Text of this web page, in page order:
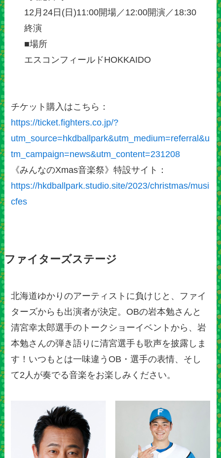
12月24日(日)11:00開場／12:00開演／18:30
終演
■場所
エスコンフィールドHOKKAIDO
チケット購入はこちら：
https://ticket.fighters.co.jp/?
utm_source=hkdballpark&utm_medium=referral&u
tm_campaign=news&utm_content=231208
《みんなのXmas音楽祭》特設サイト：
https://hkdballpark.studio.site/2023/christmas/musi
cfes
ファイターズステージ
北海道ゆかりのアーティストに負けじと、ファイ
ターズからも出演者が決定。OBの岩本勉さんと
清宮幸太郎選手のトークショーイベントから、岩
本勉さんの弾き語りに清宮選手も歌声を披露しま
す！いつもとは一味違うOB・選手の表情、そし
て2人が奏でる音楽をお楽しみください。